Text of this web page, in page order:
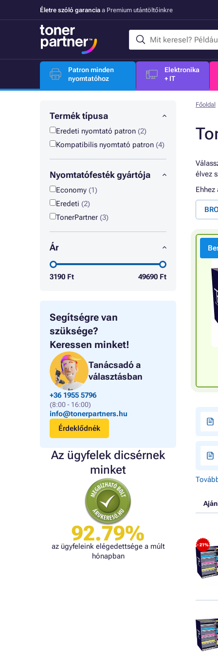
Életre szóló garancia a Premium utántöltőinkre
Patron minden
nyomtatóhoz
Elektronika
+ IT
Termék típusa
Eredeti nyomtató patron (2)
Kompatibilis nyomtató patron (4)
Nyomtatófesték gyártója
Economy (1)
Eredeti (2)
TonerPartner (3)
Ár
3190 Ft 49690 Ft
Segítségre van
szüksége?
Keressen minket!
Tanácsadó a
választásban
+36 1955 5796
(8:00 - 16:00)
info@tonerpartners.hu
Érdeklődnék
Az ügyfelek dicsérnek
minket
92.79%
az ügyfeleink elégedettsége a múlt
hónapban
Főoldal
élvez
- 21%